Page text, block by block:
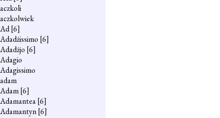
aczkoli
aczkolwiek
Ad[6]
Adadżissimo [6]
Adadżjo [6]
Adagio
Adagissimo
adam
Adam[6]
Adamantea[6]
Adamantyn[6]